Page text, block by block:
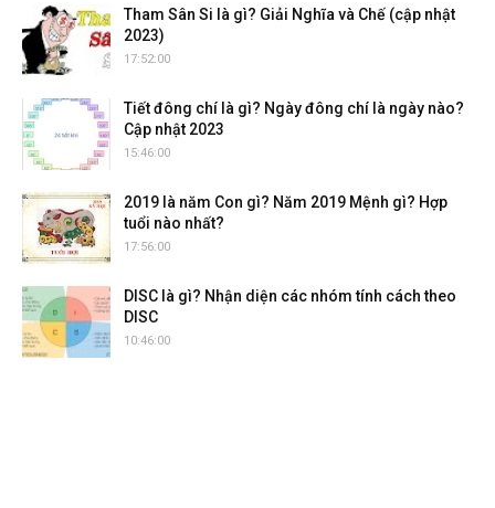
Tham Sân Si là gì? Giải Nghĩa và Chế (cập nhật
2023)
17:52:00
Tiết đông chí là gì? Ngày đông chí là ngày nào?
Cập nhật 2023
15:46:00
2019 là năm Con gì? Năm 2019 Mệnh gì? Hợp
tuổi nào nhất?
17:56:00
DISC là gì? Nhận diện các nhóm tính cách theo
DISC
10:46:00